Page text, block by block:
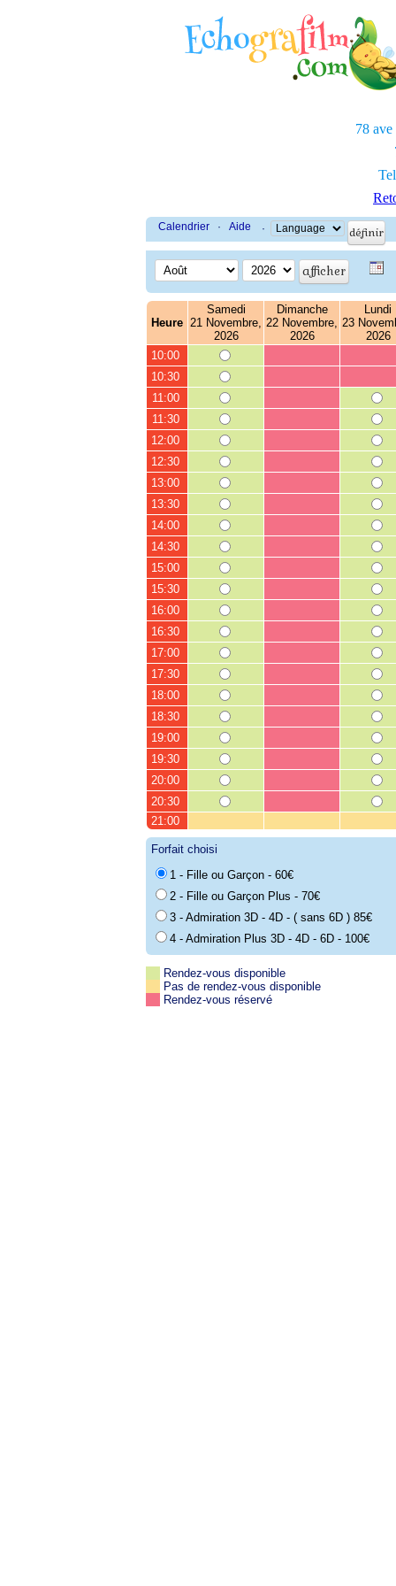
78 ave
Calendrier · Aide ·
Heure
Samedi
21 Novembre,
2026
Dimanche
22 Novembre,
2026
Lundi
23
2026
10:00
10:30
11:00
11:30
12:00
12:30
13:00
13:30
14:00
14:30
15:00
15:30
16:00
16:30
17:00
17:30
18:00
18:30
19:00
19:30
20:00
20:30
21:00
Forfait choisi
1 - Fille ou Garçon - 60€
2 - Fille ou Garçon Plus - 70€
3 - Admiration 3D - 4D - ( sans 6D ) 85€
4 - Admiration Plus 3D - 4D - 6D - 100€
Rendez-vous disponible
Pas de rendez-vous disponible
Rendez-vous réservé